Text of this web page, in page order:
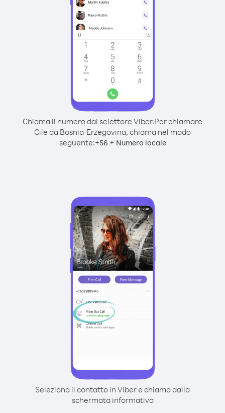
Chiama il numero dal selettore Viber.Per chiamare
Cile da Bosnia-Erzegovina, chiama nel modo
seguente:+56 + Numero locale
Seleziona il contatto in Viber e chiama dalla
schermata informativa